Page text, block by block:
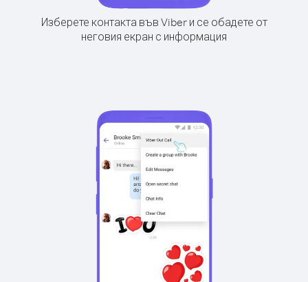
Изберете контакта във Viber и се обадете от
неговия екран с информация